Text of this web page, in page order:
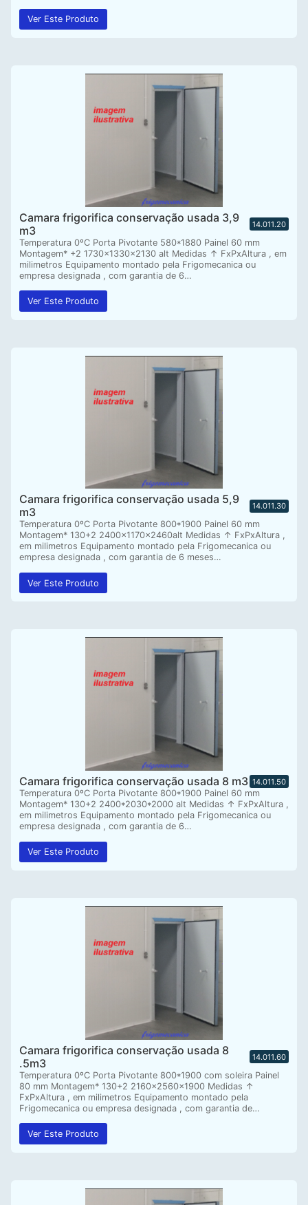
Ver Este Produto
Camara frigorifica conservação usada 3,9
m3
14.011.20
Temperatura 0ºC Porta Pivotante 580*1880 Painel 60 mm
Montagem* +2 1730x1330x2130 alt Medidas ↑ FxPxAltura , em
milimetros Equipamento montado pela Frigomecanica ou
empresa designada , com garantia de 6…
Ver Este Produto
Camara frigorifica conservação usada 5,9
m3
14.011.30
Temperatura 0ºC Porta Pivotante 800*1900 Painel 60 mm
Montagem* 130+2 2400x1170x2460alt Medidas ↑ FxPxAltura ,
em milimetros Equipamento montado pela Frigomecanica ou
empresa designada , com garantia de 6 meses…
Ver Este Produto
Camara frigorifica conservação usada 8 m3 14.011.50
Temperatura 0ºC Porta Pivotante 800*1900 Painel 60 mm
Montagem* 130+2 2400*2030*2000 alt Medidas ↑ FxPxAltura ,
em milimetros Equipamento montado pela Frigomecanica ou
empresa designada , com garantia de 6…
Ver Este Produto
Camara frigorifica conservação usada 8
.5m3
14.011.60
Temperatura 0ºC Porta Pivotante 800*1900 com soleira Painel
80 mm Montagem* 130+2 2160x2560x1900 Medidas ↑
FxPxAltura , em milimetros Equipamento montado pela
Frigomecanica ou empresa designada , com garantia de…
Ver Este Produto